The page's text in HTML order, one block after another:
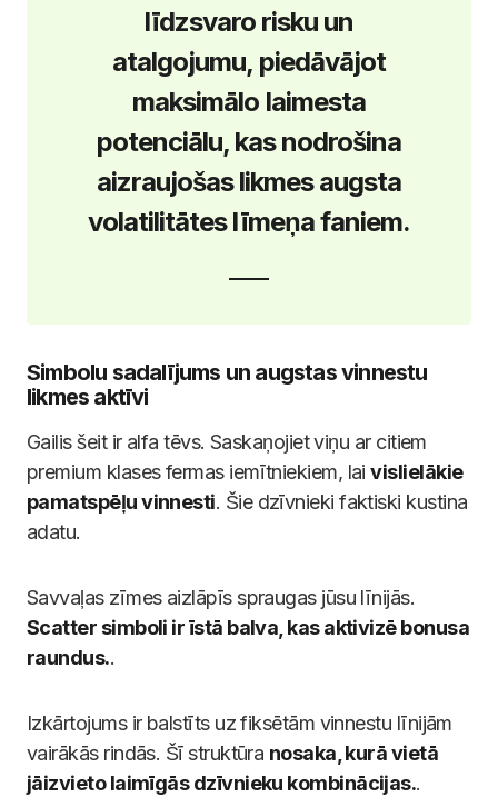
līdzsvaro risku un
atalgojumu, piedāvājot
maksimālo laimesta
potenciālu, kas nodrošina
aizraujošas likmes augsta
volatilitātes līmeņa faniem.
Simbolu sadalījums un augstas vinnestu
likmes aktīvi
Gailis šeit ir alfa tēvs. Saskaņojiet viņu ar citiem
premium klases fermas iemītniekiem, laivislielākie
pamatspēļu vinnesti. Šie dzīvnieki faktiski kustina
adatu.
Savvaļas zīmes aizlāpīs spraugas jūsu līnijās.
Scatter simboli ir īstā balva, kas aktivizē bonusa
raundus..
Izkārtojums ir balstīts uz fiksētām vinnestu līnijām
vairākās rindās. Šī struktūra nosaka, kurā vietā
jāizvieto laimīgās dzīvnieku kombinācijas..